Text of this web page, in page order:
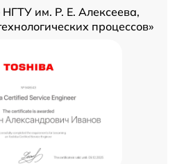
НГТУ им. Р. Е. Алексеева,
процессов»